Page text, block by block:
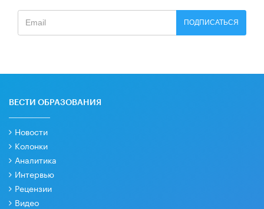
ПОДПИСАТЬСЯ
ВЕСТИ ОБРАЗОВАНИЯ
Новости
Колонки
Аналитика
Интервью
Рецензии
Видео